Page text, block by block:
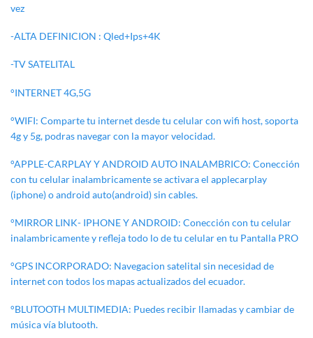
vez
-ALTA DEFINICION : Qled+Ips+4K
-TV SATELITAL
°INTERNET 4G,5G
°WIFI: Comparte tu internet desde tu celular con wifi host, soporta
4g y 5g, podras navegar con la mayor velocidad.
°APPLE-CARPLAY Y ANDROID AUTO INALAMBRICO: Conección
con tu celular inalambricamente se activara el applecarplay
(iphone) o android auto(android) sin cables.
°MIRROR LINK- IPHONE Y ANDROID: Conección con tu celular
inalambricamente y refleja todo lo de tu celular en tu Pantalla PRO
°GPS INCORPORADO: Navegacion satelital sin necesidad de
internet con todos los mapas actualizados del ecuador.
°BLUTOOTH MULTIMEDIA: Puedes recibir llamadas y cambiar de
música vía blutooth.